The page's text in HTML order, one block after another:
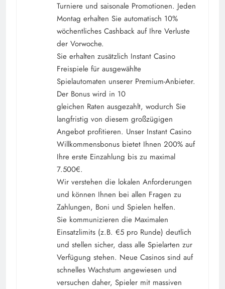
Turniere und saisonale Promotionen. Jeden
Montag erhalten Sie automatisch 10%
wöchentliches Cashback auf Ihre Verluste
der Vorwoche.
Sie erhalten zusätzlich Instant Casino
Freispiele für ausgewählte
Spielautomaten unserer Premium-Anbieter.
Der Bonus wird in 10
gleichen Raten ausgezahlt, wodurch Sie
langfristig von diesem großzügigen
Angebot profitieren. Unser Instant Casino
Willkommensbonus bietet Ihnen 200% auf
Ihre erste Einzahlung bis zu maximal
7.500€.
Wir verstehen die lokalen Anforderungen
und können Ihnen bei allen Fragen zu
Zahlungen, Boni und Spielen helfen.
Sie kommunizieren die Maximalen
Einsatzlimits (z.B. €5 pro Runde) deutlich
und stellen sicher, dass alle Spielarten zur
Verfügung stehen. Neue Casinos sind auf
schnelles Wachstum angewiesen und
versuchen daher, Spieler mit massiven